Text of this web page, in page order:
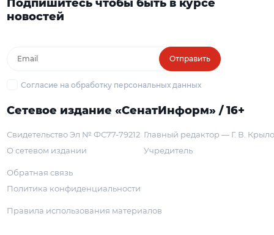
Подпишитесь чтобы быть в курсе
новостей
Отправить
Согласие на обработку персональных данных
Сетевое издание «СенатИнформ» / 16+
Свидетельство Эл № ФС77-79212
О сетевом издании
Главный редактор — Г. В.
Учредитель
Обратная связь
Политика конфиденциальности
Правила использования материалов